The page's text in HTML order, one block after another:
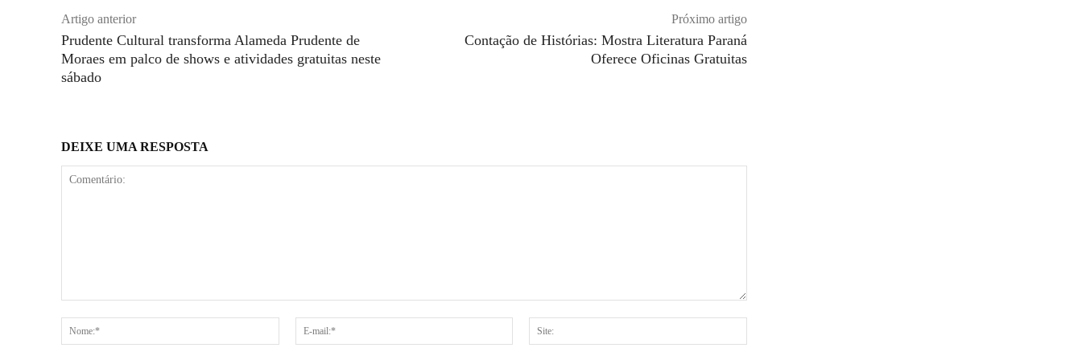
Artigo anterior
Prudente Cultural transforma Alameda Prudente de
Moraes em palco de shows e atividades gratuitas neste
sábado
Próximo artigo
Contação de Histórias: Mostra Literatura Paraná
Oferece Oficinas Gratuitas
DEIXE UMA RESPOSTA
Nome:*
mail:*